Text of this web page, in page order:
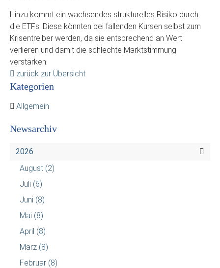
Hinzu kommt ein wachsendes strukturelles Risiko durch
die ETFs: Diese könnten bei fallenden Kursen selbst zum
Krisentreiber werden, da sie entsprechend an Wert
verlieren und damit die schlechte Marktstimmung
verstärken.
zurück zur Übersicht
Kategorien
Allgemein
Newsarchiv
2026
August (2)
Juli (6)
Juni (8)
Mai (8)
April (8)
März (8)
Februar (8)